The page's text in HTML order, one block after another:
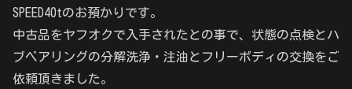
SPEED40tのお預かりです。
中古品をヤフオクで入手されたとの事で、状態の点検とハ
ブベアリングの分解洗浄・注油とフリーボディの交換をご
依頼頂きました。